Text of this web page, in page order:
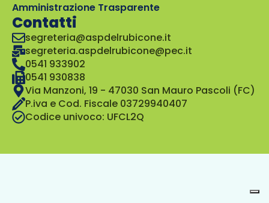
Amministrazione Trasparente
Contatti
segreteria@aspdelrubicone.it
segreteria.aspdelrubicone@pec.it
0541 933902
0541 930838
Via Manzoni, 19 - 47030 San Mauro Pascoli (FC)
P.iva e Cod. Fiscale 03729940407
Codice univoco: UFCL2Q